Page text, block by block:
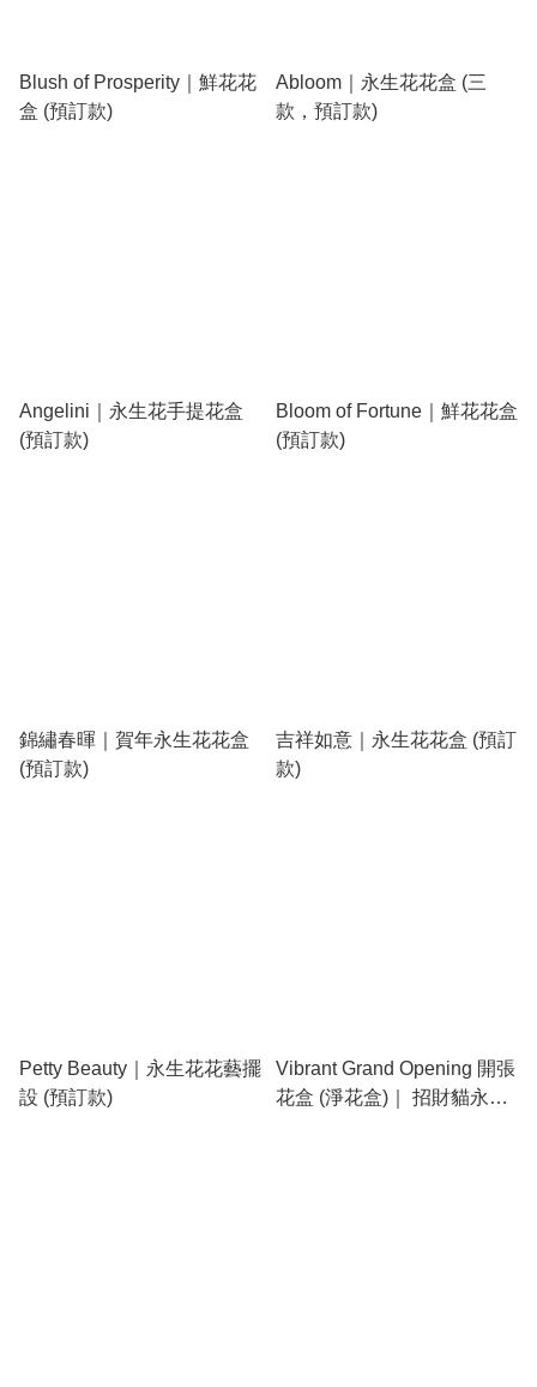
Blush of Prosperity｜鮮花花
盒 (預訂款)
Abloom｜永生花花盒 (三
款，預訂款)
Angelini｜永生花手提花盒
(預訂款)
Bloom of Fortune｜鮮花花盒
(預訂款)
錦繡春暉｜賀年永生花花盒
(預訂款)
吉祥如意｜永生花花盒 (預訂
款)
Petty Beauty｜永生花花藝擺
設 (預訂款)
Vibrant Grand Opening 開張
花盒 (淨花盒)｜ 招財貓永生